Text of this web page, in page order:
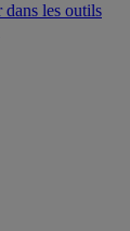
dans les outils